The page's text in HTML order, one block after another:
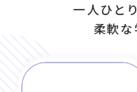
一人ひと
柔軟